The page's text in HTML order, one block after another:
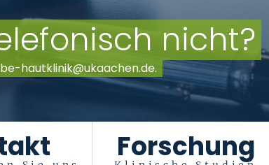
nicht?
hautklinik@ukaachen.de.
Forschung